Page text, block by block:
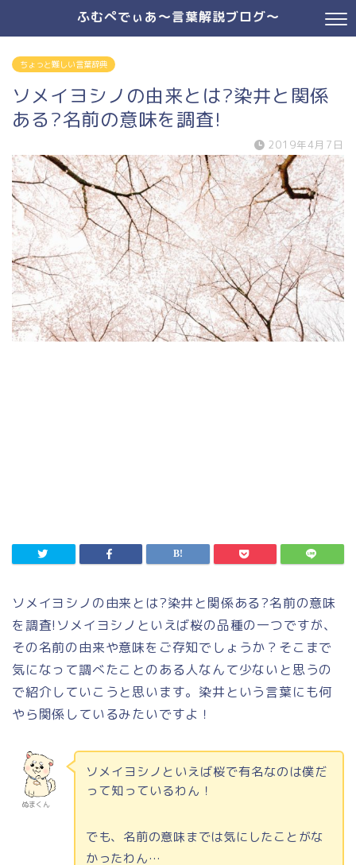
ふむぺでぃあ～言葉解説ブログ～
ちょっと難しい言葉辞典
ソメイヨシノの由来とは?染井と関係
ある?名前の意味を調査!
2019年4月7日
ソメイヨシノの由来とは?染井と関係ある?名前の意味
を調査!ソメイヨシノといえば桜の品種の一つですが、
その名前の由来や意味をご存知でしょうか？そこまで
気になって調べたことのある人なんて少ないと思うの
で紹介していこうと思います。染井という言葉にも何
やら関係しているみたいですよ！
ぬまくん
ソメイヨシノといえば桜で有名なのは僕だ
って知っているわん！
でも、名前の意味までは気にしたことがな
かったわん…